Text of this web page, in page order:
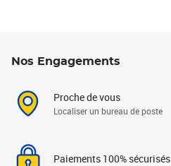
Nos Engagements
Proche de vous
Localiser un bureau de poste
Paiements 100% sécurisés